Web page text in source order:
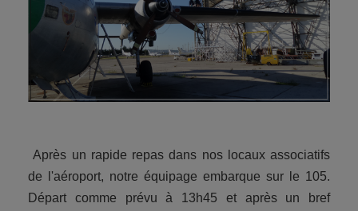
Après un rapide repas dans nos locaux associatifs
de l'aéroport, notre équipage embarque sur le 105.
Départ comme prévu à 13h45 et après un bref